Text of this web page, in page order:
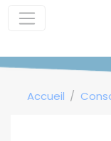
Accueil
Panneau de